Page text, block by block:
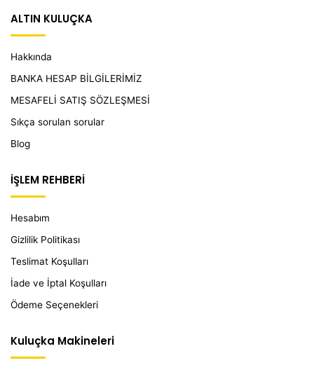
ALTIN KULUÇKA
Hakkında
BANKA HESAP BİLGİLERİMİZ
MESAFELİ SATIŞ SÖZLEŞMESİ
Sıkça sorulan sorular
Blog
İŞLEM REHBERİ
Hesabım
Gizlilik Politikası
Teslimat Koşulları
İade ve İptal Koşulları
Ödeme Seçenekleri
Kuluçka Makineleri